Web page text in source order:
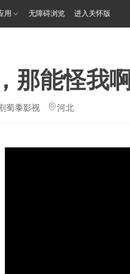
用 无障碍浏览 进入关怀版
那能怪我
蜀黍影视 河北